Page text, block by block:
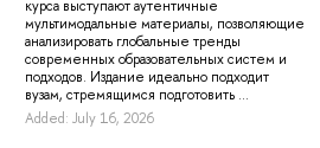
курса выступают аутентичные
мультимодальные материалы, позволяющие
анализировать глобальные тренды
современных образовательных систем и
подходов. Издание идеально подходит
вузам, стремящимся подготовить ...
Added: July 16, 2026